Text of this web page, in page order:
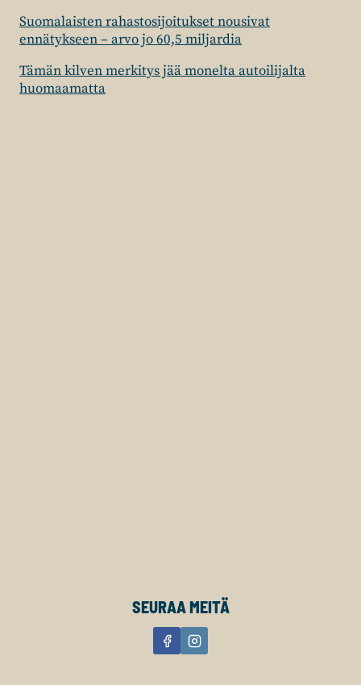
Suomalaisten rahastosijoitukset nousivat
ennätykseen – arvo jo 60,5 miljardia
Tämän kilven merkitys jää monelta autoilijalta
huomaamatta
SEURAA MEITÄ